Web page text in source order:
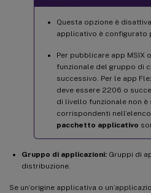
Questa opzione è
applicativo è configurato
Per pubblicare app MSIX
funzionale del gruppo di
successivo. Per le app
deve essere 2206 o
di livello funzionale non
corrispondenti
pacchetto applicativo
Gruppo di applicazioni: Gruppi di
distribuzione.
Se un’origine applicativa o